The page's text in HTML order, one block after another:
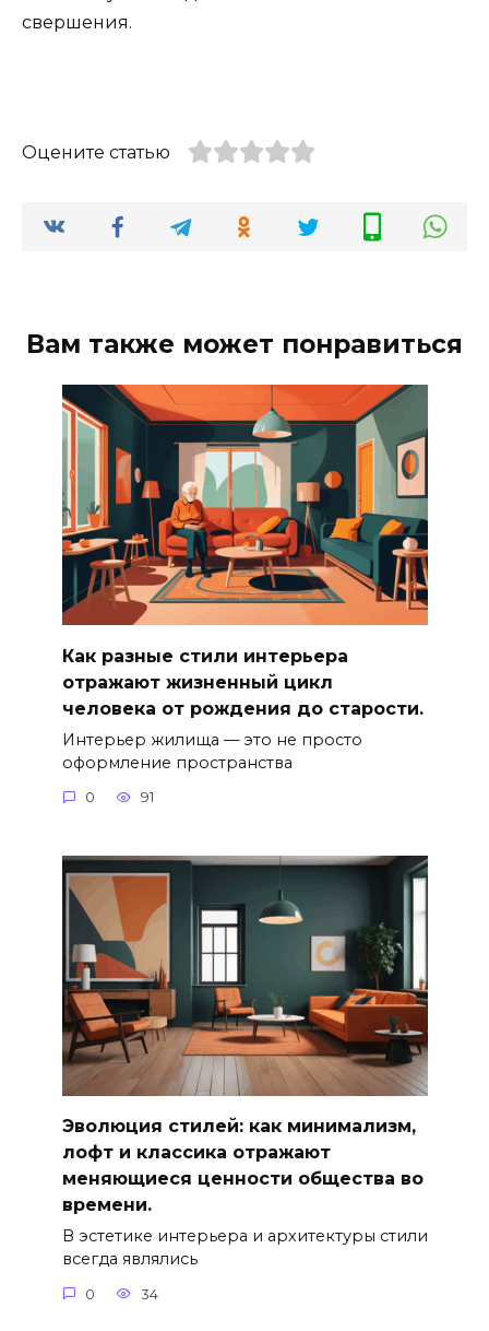
свершения.
Оцените статью
Вам также может понравиться
Как разные стили интерьера
отражают жизненный цикл
человека от рождения до старости.
Интерьер жилища — это не просто
оформление пространства
0 91
Эволюция стилей: как минимализм,
лофт и классика отражают
меняющиеся ценности общества во
времени.
В эстетике интерьера и архитектуры стили
всегда являлись
0 34